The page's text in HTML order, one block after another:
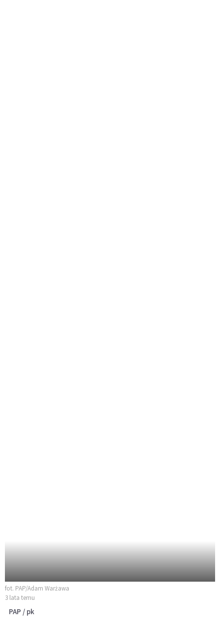
fot. PAP/Adam Warżawa
3 lata temu
PAP / pk